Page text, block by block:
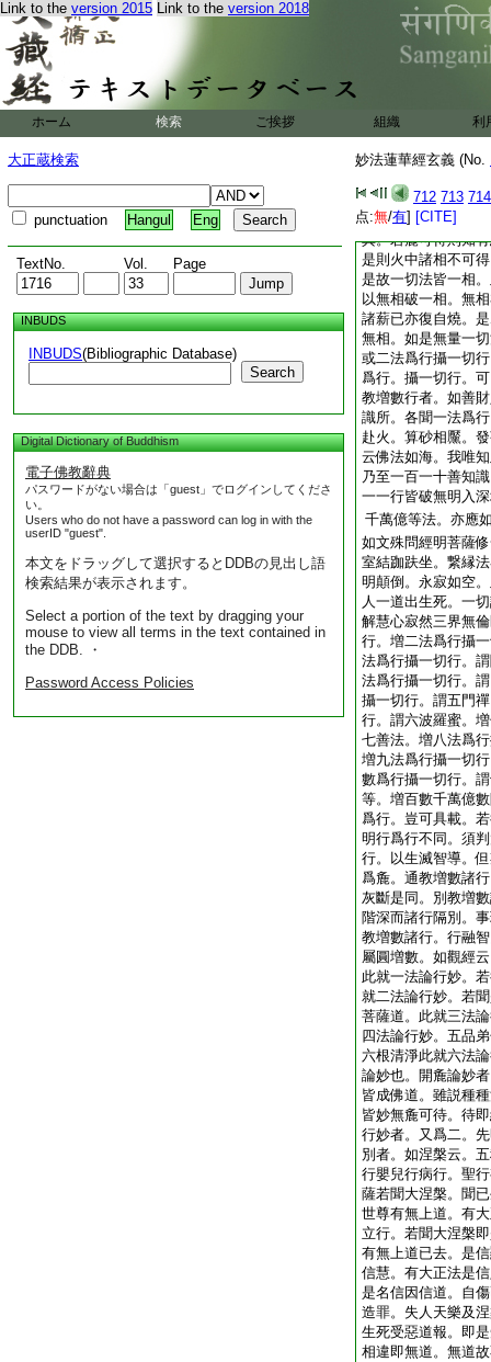
Link to the version 2015 Link to the version 2018
ホーム 検索 ご挨拶 組織 利
大正蔵検索
punctuation Hangul Eng
TextNo. Vol. Page
INBUDS
INBUDS(Bibliographic Database)
Search
Digital Dictionary of Buddhism
電子佛教辭典
パスワードがない場合は「guest」でログインしてくださ
い。
Users who do not have a password can log in with the
userID "guest".
本文をドラッグして選択するとDDBの見出し語
検索結果が表示されます。
Select a portion of the text by dragging your
mouse to view all terms in the text contained in
the DDB. ・
Password Access Policies
妙法蓮華經玄義 (No.
712 713 714
点:無/有] [CITE]
定部帙判通教。但
爲通耳。今且引釋
菩薩行般若時。雖
法無相。如四大各
風。但地多以地爲
無此異相。若火中
三大在火中。二大
大併熱則三大捨自
大。若言有三大而
異。若麁可得則知
是則火中諸相不可
是故一切法皆一相
以無相破一相。無
諸薪已亦復自燒。
無相。如是無量一
或二法爲行攝一切
爲行。攝一切行。
教増數行者。如善
識所。各聞一法爲
赴火。算砂相黶。
云佛法如海。我唯
乃至一百一十善知
一一行皆破無明入
千萬億等法。亦應
如文殊問經明菩薩
室結跏趺坐。繋縁
明顛倒。永寂如空
人一道出生死。一
解慧心寂然三界無
行。増二法爲行攝
法爲行攝一切行。
法爲行攝一切行。
攝一切行。謂五門
行。謂六波羅蜜。
七善法。増八法爲
増九法爲行攝一切
數爲行攝一切行。
等。増百數千萬億
爲行。豈可具載。
明行爲行不同。須
行。以生滅智導。
爲麁。通教増數諸
灰斷是同。別教増
階深而諸行隔別。
教増數諸行。行融
屬圓増數。如觀經
此就一法論行妙。
就二法論行妙。若
菩薩道。此就三法
四法論行妙。五品
六根清淨此就六法
論妙也。開麁論妙
皆成佛道。雖説種
皆妙無麁可待。待
行妙者。又爲二。
別者。如涅槃云。
行嬰兒行病行。聖
薩若聞大涅槃。聞
世尊有無上道。有
立行。若聞大涅槃
有無上道已去。是
信慧。有大正法是
是名信因信道。自
造罪。失人天樂及
生死受惡道報。即
相違即無道。無道